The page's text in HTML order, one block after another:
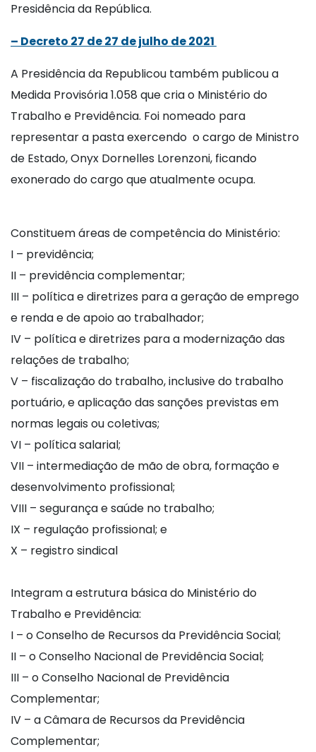
Presidência da República.
– Decreto 27 de 27 de julho de 2021
A Presidência da Republicou também publicou a
Medida Provisória 1.058 que cria o Ministério do
Trabalho e Previdência. Foi nomeado para
representar a pasta exercendo o cargo de Ministro
de Estado, Onyx Dornelles Lorenzoni, ficando
exonerado do cargo que atualmente ocupa.
Constituem áreas de competência do Ministério:
I – previdência;
II – previdência complementar;
III – política e diretrizes para a geração de emprego
e renda e de apoio ao trabalhador;
IV – política e diretrizes para a modernização das
relações de trabalho;
V – fiscalização do trabalho, inclusive do trabalho
portuário, e aplicação das sanções previstas em
normas legais ou coletivas;
VI – política salarial;
VII – intermediação de mão de obra, formação e
desenvolvimento profissional;
VIII – segurança e saúde no trabalho;
IX – regulação profissional; e
X – registro sindical
Integram a estrutura básica do Ministério do
Trabalho e Previdência:
I – o Conselho de Recursos da Previdência Social;
II – o Conselho Nacional de Previdência Social;
III – o Conselho Nacional de Previdência
Complementar;
IV – a Câmara de Recursos da Previdência
Complementar;